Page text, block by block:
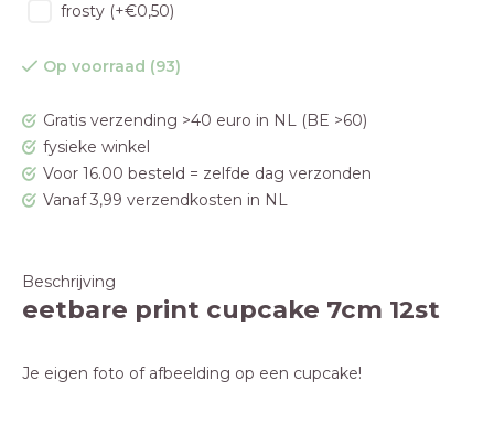
frosty (+€0,50)
Op voorraad (93)
Gratis verzending >40 euro in NL (BE >60)
fysieke winkel
Voor 16.00 besteld = zelfde dag verzonden
Vanaf 3,99 verzendkosten in NL
Beschrijving
eetbare print cupcake 7cm 12st
Je eigen foto of afbeelding op een cupcake!